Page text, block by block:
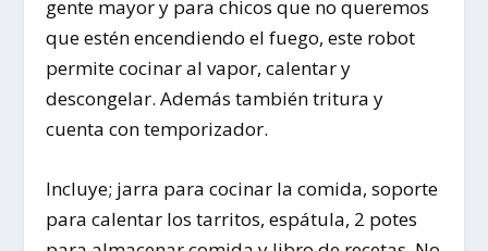
gente mayor y para chicos que no queremos
que estén encendiendo el fuego, este robot
permite cocinar al vapor, calentar y
descongelar. Además también tritura y
cuenta con temporizador.
Incluye; jarra para cocinar la comida, soporte
para calentar los tarritos, espátula, 2 potes